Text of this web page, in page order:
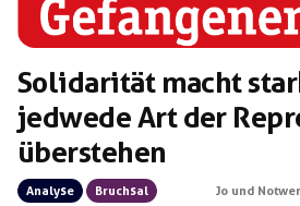
Solidarität macht
jedwede Art der
überstehen
Analyse
Bruchsal
Jo und